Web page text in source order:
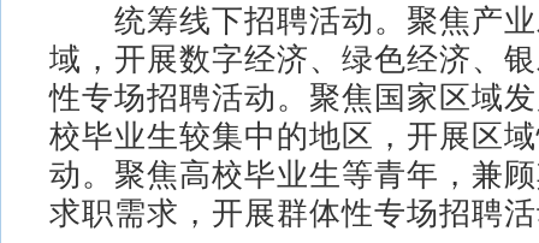
统筹线下招聘活动。聚焦产业
域，开展数字经济、绿色经济、
性专场招聘活动。聚焦国家区域
校毕业生较集中的地区，开展区
动。聚焦高校毕业生等青年，兼
求职需求，开展群体性专场招聘